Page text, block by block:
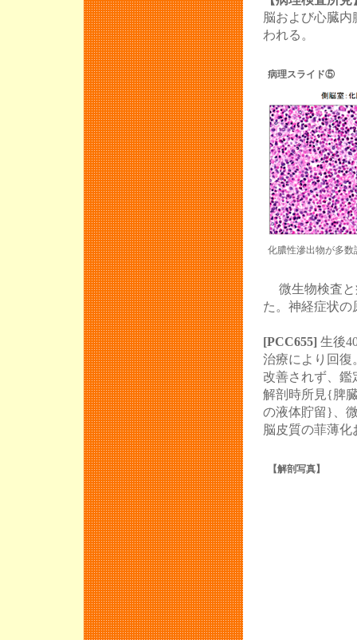
脳および心臓
われる。
病理スライド⑤
化膿性滲出物が多数
微生物検査と
た。神経症状の
[PCC655] 生後
治療により回復
改善されず、鑑
解剖時所見{脾
の液体貯留}、
脳皮質の菲薄
【解剖写真】